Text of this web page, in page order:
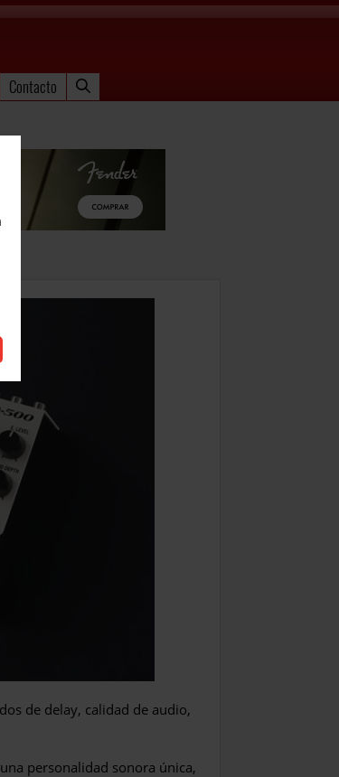
Contacto
de delay, calidad de audio,
personalidad sonora única,